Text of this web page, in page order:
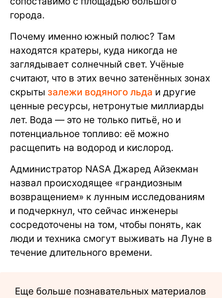
города.
Почему именно южный полюс? Там
находятся кратеры, куда никогда не
заглядывает солнечный свет. Учёные
считают, что в этих вечно затенённых зонах
скрыты залежи водяного льда и другие
ценные ресурсы, нетронутые миллиарды
лет. Вода — это не только питьё, но и
потенциальное топливо: её можно
расщепить на водород и кислород.
Администратор NASA Джаред Айзекман
назвал происходящее «грандиозным
возвращением» к лунным исследованиям
и подчеркнул, что сейчас инженеры
сосредоточены на том, чтобы понять, как
люди и техника смогут выживать на Луне в
течение длительного времени.
Еще больше познавательных материалов